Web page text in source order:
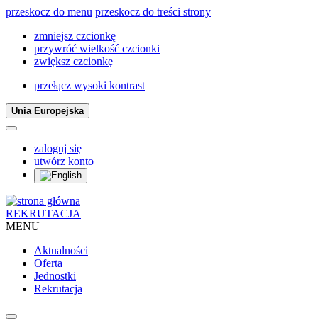
przeskocz do menu przeskocz do treści strony
zmniejsz czcionkę
przywróć wielkość czcionki
zwiększ czcionkę
przełącz wysoki kontrast
Unia Europejska
zaloguj się
utwórz konto
REKRUTACJA
MENU
Aktualności
Oferta
Jednostki
Rekrutacja